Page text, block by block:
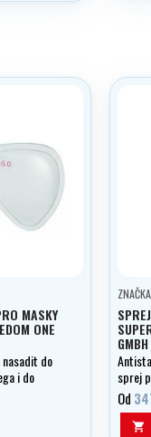
MASKY
ONE
do
i do
GMBH
sprej
Od
